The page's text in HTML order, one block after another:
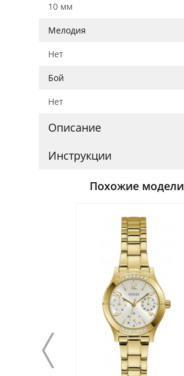
10 мм
Мелодия
Нет
Бой
Нет
Описание
Инструкции
Похожие модели